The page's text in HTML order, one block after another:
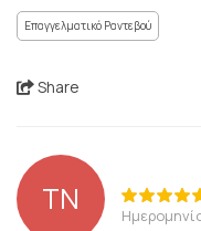
Επαγγελματικό Ραντεβού
Share
TN